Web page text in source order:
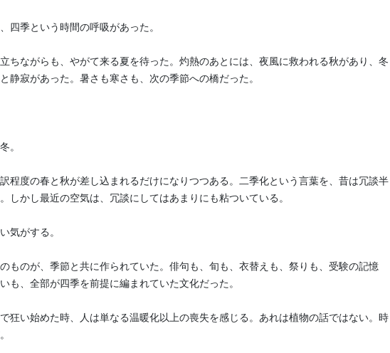
四季という時間の呼吸があった。
ちながらも、やがて来る夏を待った。灼熱のあとには、夜風に救われる秋があり、冬
静寂があった。暑さも寒さも、次の季節への橋だった。
。
程度の春と秋が差し込まれるだけになりつつある。二季化という言葉を、昔は冗談半
しかし最近の空気は、冗談にしてはあまりにも粘ついている。
気がする。
ものが、季節と共に作られていた。俳句も、旬も、衣替えも、祭りも、受験の記憶
も、全部が四季を前提に編まれていた文化だった。
狂い始めた時、人は単なる温暖化以上の喪失を感じる。あれは植物の話ではない。時